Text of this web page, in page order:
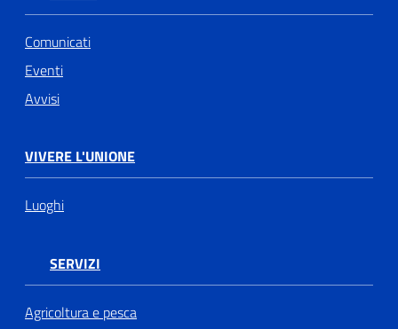
Comunicati
Eventi
Avvisi
VIVERE L'UNIONE
Luoghi
SERVIZI
Agricoltura e pesca